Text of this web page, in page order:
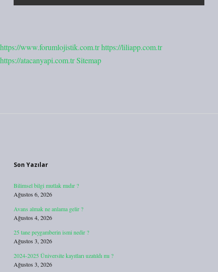
https://www.forumlojistik.com.trhttps://liliapp.com.tr
https://atacanyapi.com.trSitemap
Son Yazılar
Bilimsel bilgi mutlak mıdır ?
Ağustos 6, 2026
Avans almak ne anlama gelir ?
Ağustos 4, 2026
25 tane peygamberin ismi nedir ?
Ağustos 3, 2026
2024-2025 Üniversite kayıtları uzatıldı mı ?
Ağustos 3, 2026